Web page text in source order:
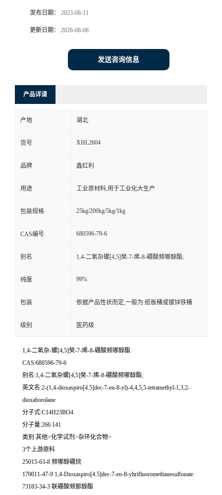
发布日期： 2023-08-11
更新日期： 2026-08-08
发送咨询信息
产品详请
产地 湖北
货号 XHL2604
品牌 鑫红利
用途 工业原材料,用于工业化大生产
包装规格 25kg/200kg/5kg/1kg
CAS编号 680596-79-6
别名 1,4-二氧杂螺[4,5]癸-7-烯-8-硼酸频哪醇酯;
纯度 99%
包装 依据产品性状而定,一般为:纸板桶或镀锌铁桶
级别 医药级
1,4-二氧杂-螺[4,5]癸-7-烯-8-硼酸频哪醇酯
CAS:680596-79-6
别名:1,4-二氧杂螺[4,5]癸-7-烯-8-硼酸频哪醇酯;
英文名:2-(1,4-dioxaspiro[4.5]dec-7-en-8-yl)-4,4,5,5-tetramethyl-1,3,2-
dioxaborolane
分子式:C14H23BO4
分子量:266.141
类别:其他>化学试剂>杂环化合物>
3个上游原料
25015-63-8 频哪醇硼烷
170011-47-9 1,4-Dioxaspiro[4.5]dec-7-en-8-yltrifluoromethanesulfonate
73183-34-3 联硼酸频那醇酯